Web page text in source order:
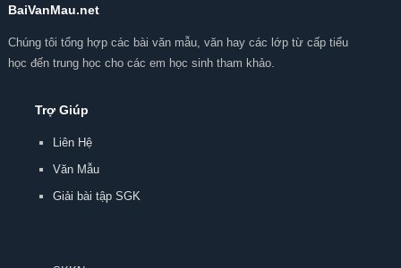
BaiVanMau.net
Chúng tôi tổng hợp các bài văn mẫu, văn hay các lớp từ cấp tiểu
học đến trung học cho các em học sinh tham khảo.
Trợ Giúp
Liên Hệ
Văn Mẫu
Giải bài tập SGK